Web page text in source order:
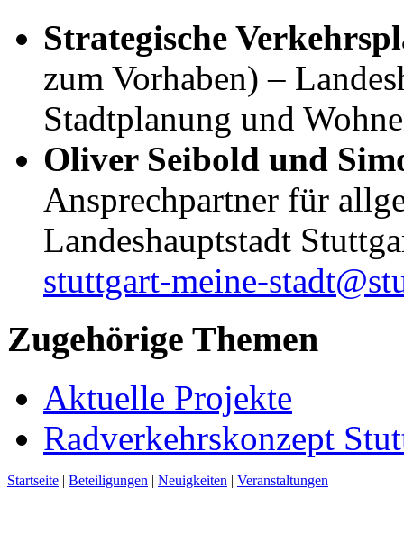
Strategische
zum Vorhaben) –
Stadtplanung und
Oliver Seibold und
Ansprechpartner für
Landeshauptstadt
stuttgart-meine-
Zugehörige Themen
Aktuelle Projekte
Radverkehrskonzept
Startseite | Beteiligungen | Neuigkeiten | Veranstaltungen